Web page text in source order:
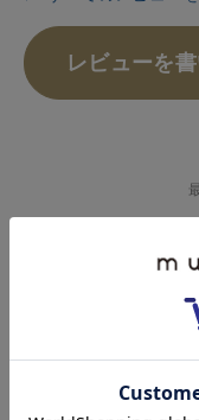
レビューを